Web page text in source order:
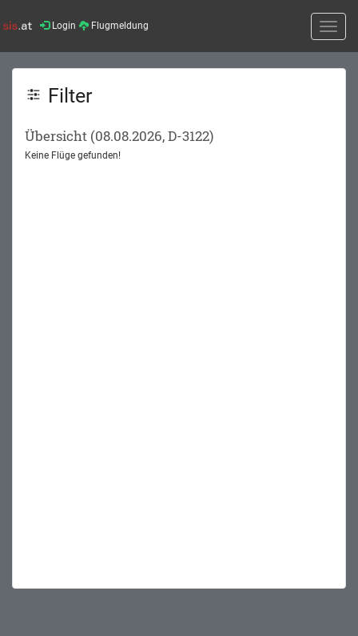
Login Flugmeldung
Toggle
Filter
Übersicht (08.08.2026, D-3122)
Keine Flüge gefunden!